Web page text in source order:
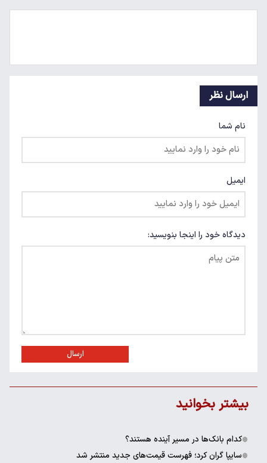
ارسال نظر
نام شما
ایمیل
دیدگاه خود را اینجا بنویسید:
ارسال
بیشتر بخوانید
کدام بانک‌ها در مسیر آینده هستند؟
سایپا گران کرد؛ فهرست قیمت‌های جدید منتشر شد